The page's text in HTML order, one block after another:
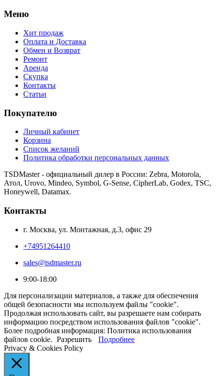
Меню
Хит продаж
Оплата и Доставка
Обмен и Возврат
Ремонт
Аренда
Скупка
Контакты
Статьи
Покупателю
Личный кабинет
Корзина
Список желаний
Политика обработки персональных данных
TSDMaster - официальный дилер в России: Zebra, Motorola,
Атол, Urovo, Mindeo, Symbol, G-Sense, CipherLab, Godex, TSC,
Honeywell, Datamax.
Контакты
г. Москва, ул. Монтажная, д.3, офис 29
+74951264410
sales@tsdmaster.ru
9:00-18:00
Для персонализации материалов, а также для обеспечения
общей безопасности мы используем файлы "cookie".
Продолжая использовать сайт, вы разрешаете нам собирать
информацию посредством использования файлов "cookie".
Более подробная информация: Политика использования
файлов cookie. Разрешить
Подробнее
Privacy & Cookies Policy